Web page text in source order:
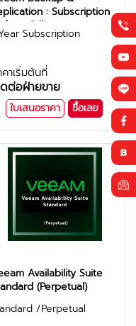
: Subscription
Billing
Subscription
คาเริ่มต้นที่
ต่อฝ่ายขาย
ใบเสนอราคา ซื้อเลย
Availability Suite
(Perpetual)
/Perpetual